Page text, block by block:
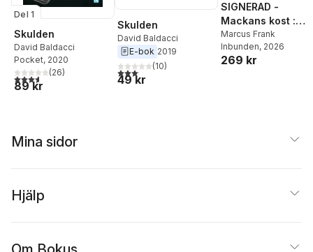
Del 1
Skulden
David Baldacci
Pocket, 2020
3,6utav 5 stjärnor. Totalt antal röster:
(26)
89 kr
Skulden
David Baldacci
E-bok 2019
3,1utav 5 stjärnor. Totalt antal röster:
(10)
49 kr
SIGNERAD -
Mackans kost :
Middagar och
matlådor
Marcus Frank
Inbunden, 2026
269 kr
Mina sidor
Hjälp